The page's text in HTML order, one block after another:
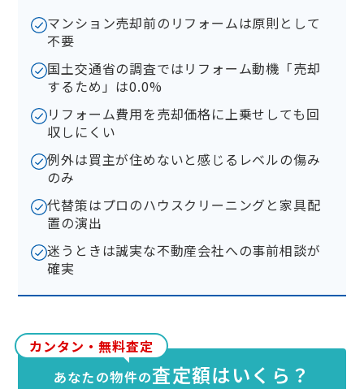
マンション売却前のリフォームは原則として
不要
国土交通省の調査ではリフォーム動機「売却
するため」は0.0%
リフォーム費用を売却価格に上乗せしても回
収しにくい
例外は買主が住めないと感じるレベルの傷み
のみ
代替策はプロのハウスクリーニングと家具配
置の演出
迷うときは誠実な不動産会社への事前相談が
確実
カンタン・無料査定
あなたの物件の査定額はいくら？